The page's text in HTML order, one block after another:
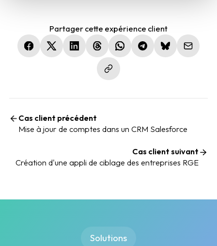
Partager cette expérience client
(nouvelle fenêtre)
(nouvelle fenêtre)
(nouvelle fenêtre)
(nouvelle fenêtre)
(nouvelle fenêtre)
(nouvelle fenêtre)
(nouvelle
Cas client précédent
Mise à jour de comptes dans un CRM Salesforce
Cas client suivant
Création d'une appli de ciblage des entreprises RGE
Solutions